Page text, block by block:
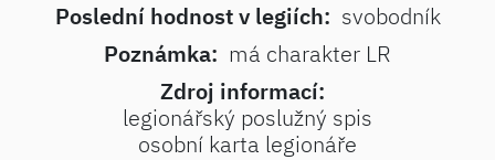
Poslední hodnost v legiích: svobodník
Poznámka: má charakter LR
Zdroj informací:
legionářský poslužný spis
osobní karta legionáře